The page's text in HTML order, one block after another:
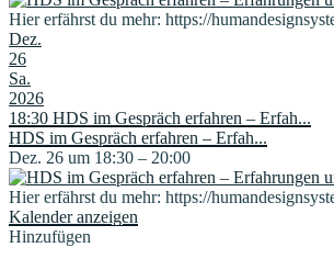
Hier erfährst du mehr: https://
Dez.
26
Sa.
2026
18:30 HDS im Gespräch erfahren – Erfah...
HDS im Gespräch erfahren – Erfah...
Dez. 26 um 18:30 – 20:00
Hier erfährst du mehr: https://
Kalender anzeigen
Hinzufügen